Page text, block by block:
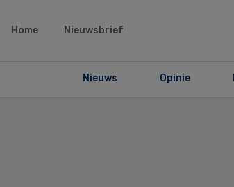
Home Nieuwsbrief
Nieuws Opinie